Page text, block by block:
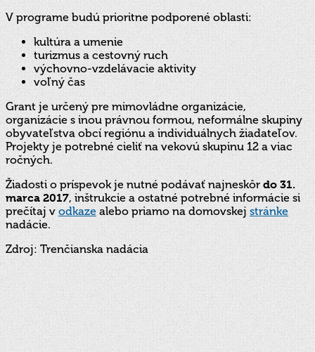
V programe budú prioritne podporené oblasti:
kultúra a umenie
turizmus a cestovný ruch
výchovno-vzdelávacie aktivity
voľný čas
Grant je určený pre mimovládne organizácie,
organizácie s inou právnou formou, neformálne skupiny
obyvateľstva obcí regiónu a individuálnych žiadateľov.
Projekty je potrebné cieliť na vekovú skupinu 12 a viac
ročných.
Žiadosti o príspevok je nutné podávať najneskôrdo 31.
marca 2017, inštrukcie a ostatné potrebné informácie si
prečítaj vodkazealebo priamo na domovskejstránke
nadácie.
Zdroj: Trenčianska nadácia